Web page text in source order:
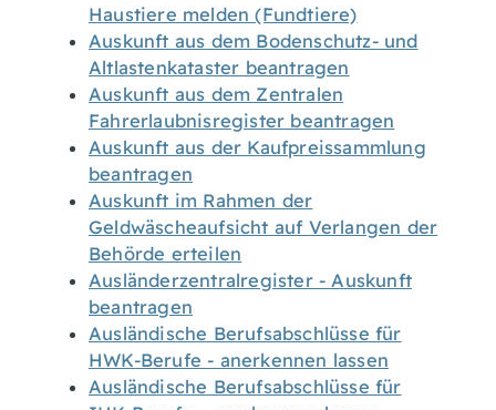
Haustiere melden (Fundtiere)
Auskunft aus dem Bodenschutz- und
Altlastenkataster beantragen
Auskunft aus dem Zentralen
Fahrerlaubnisregister beantragen
Auskunft aus der Kaufpreissammlung
beantragen
Auskunft im Rahmen der
Geldwäscheaufsicht auf Verlangen der
Behörde erteilen
Ausländerzentralregister - Auskunft
beantragen
Ausländische Berufsabschlüsse für
HWK-Berufe - anerkennen lassen
Ausländische Berufsabschlüsse für